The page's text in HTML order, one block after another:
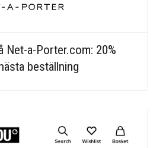
Net-a-Porter.com: 20%
beställning